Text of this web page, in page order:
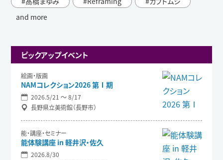
and more
ピックアップイベント
絵画・版画
NAMコレクション2026 第Ⅰ期
2026.5/21 〜 8/17
長野県立美術館（長野市）
能・講座・セミナー
能体験講座 in 軽井沢・佐久
2026.8/30